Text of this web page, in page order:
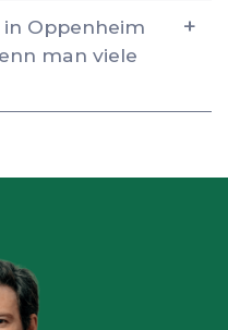
Oppenheim
man viele